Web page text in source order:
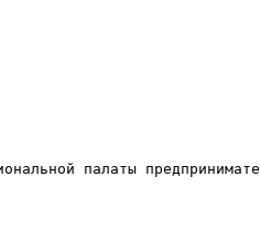
палаты